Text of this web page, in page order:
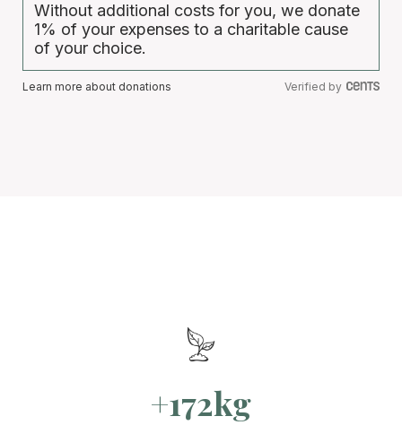
Without additional costs for you, we donate
1% of your expenses to a charitable cause
of your choice.
Learn more about donations Verified by
+172kg